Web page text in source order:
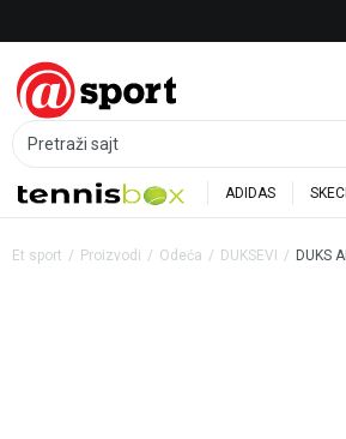
Pretraži sajt
ADIDAS
Et sport Proizvodi Odeća DUKSEVI DUKS